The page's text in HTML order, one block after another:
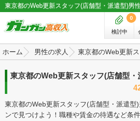
東京都のWeb更新スタッフ(店舗型・派遣型)男
検討中
0
ホーム 男性の求人 東京都のWeb更新
東京都のWeb更新スタッフ(店舗型
東京都のWeb更新スタッフ(店舗型・派遣型
ンで見つけよう！職種や賃金の待遇など条